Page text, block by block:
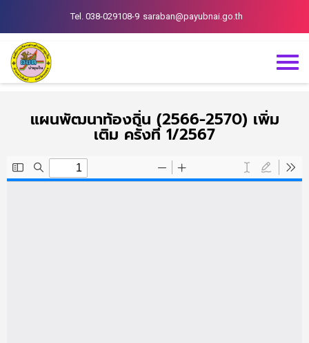
Tel. 038-029108-9 saraban@payubnai.go.th
แผนพัฒนาท้องถิ่น (2566-2570) เพิ่ม
เติม ครั้งที่ 1/2567